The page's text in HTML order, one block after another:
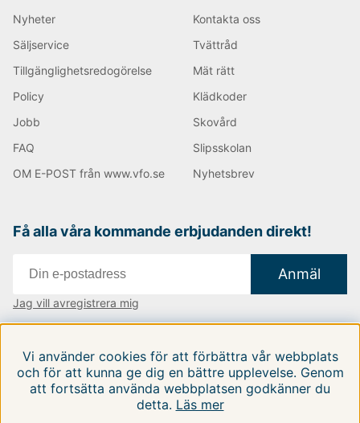
FILTRERA EFTER SORTERA EFTER:
Nyheter
Säljservice
Tillgänglighetsredogörelse
Policy
Jobb
FAQ
OM E-POST från www.vfo.se
Kontakta oss
Tvättråd
Mät rätt
Klädkoder
Skovård
Slipsskolan
Nyhetsbrev
Få alla våra kommande erbjudanden direkt!
Anmäl
Jag vill avregistrera mig
Följ oss på våra sociala medier
Vi använder cookies för att förbättra vår webbplats
och för att kunna ge dig en bättre upplevelse. Genom
att fortsätta använda webbplatsen godkänner du
detta. Läs mer